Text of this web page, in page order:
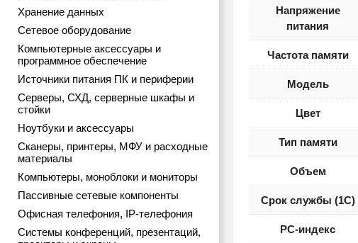
Хранение данных
Сетевое оборудование
Компьютерные аксессуары и
программное обеспечение
Источники питания ПК и периферии
Серверы, СХД, серверные шкафы и
стойки
Ноутбуки и аксессуары
Сканеры, принтеры, МФУ и расходные
материалы
Компьютеры, моноблоки и мониторы
Пассивные сетевые компоненты
Офисная телефония, IP-телефония
Системы конференций, презентаций,
Напряжение
питания
Частота памяти
Модель
Цвет
Тип памяти
Объем
Срок службы (1С)
PC-индекс